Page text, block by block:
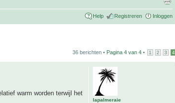
Help Registreren Inloggen
36 berichten • Pagina 4 van 4 • 1 2 3 4
warm worden terwijl het
lapalmeraie